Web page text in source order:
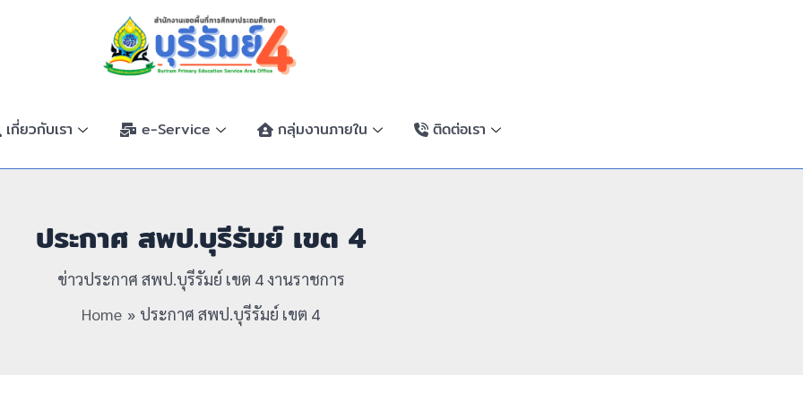
เกี่ยวกับเรา e-Service กลุ่มงานภายใน ติดต่อเรา
ประกาศ สพป.บุรีรัมย์ เขต 4
ข่าวประกาศ สพป.บุรีรัมย์ เขต 4 งานราชการ
Home
ประกาศ สพป.บุรีรัมย์ เขต 4